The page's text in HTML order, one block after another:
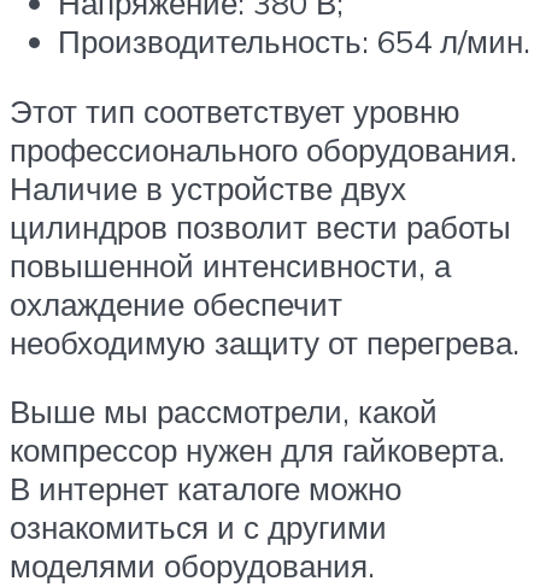
Производительность: 654 л/мин.
Этот тип соответствует уровню
профессионального оборудования.
Наличие в устройстве двух
цилиндров позволит вести работы
повышенной интенсивности, а
охлаждение обеспечит
необходимую защиту от перегрева.
Выше мы рассмотрели, какой
компрессор нужен для гайковерта.
В интернет каталоге можно
ознакомиться и с другими
моделями оборудования.